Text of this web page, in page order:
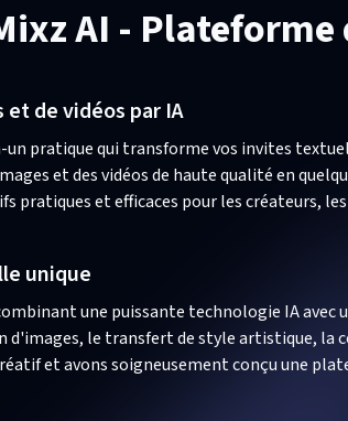
AI -
de vidéos par IA
pratique qui transforme vos invites
et des vidéos de haute qualité en
pratiques et efficaces pour les créateurs,
unique
une puissante technologie IA
le transfert de style artistique, la
et avons soigneusement conçu une